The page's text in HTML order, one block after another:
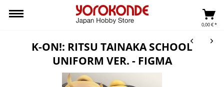
0,00 € *
K-ON!: RITSU TAINAKA SCHOOL
UNIFORM VER. - FIGMA